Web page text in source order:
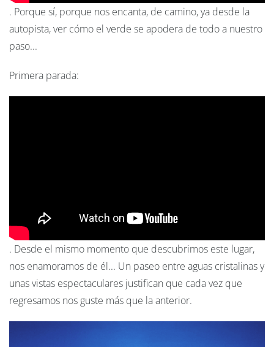
. Porque sí, porque nos encanta, de camino, ya desde la
autopista, ver cómo el verde se apodera de todo a nuestro
paso...
Primera parada:
. Desde el mismo momento que descubrimos este lugar,
nos enamoramos de él... Un paseo entre aguas cristalinas y
unas vistas espectaculares justifican que cada vez que
regresamos nos guste más que la anterior.